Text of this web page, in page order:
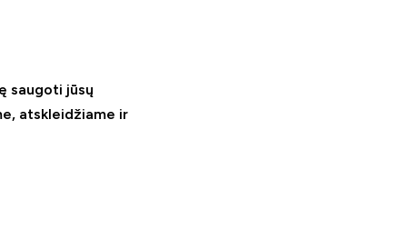
saugoti jūsų
atskleidžiame ir